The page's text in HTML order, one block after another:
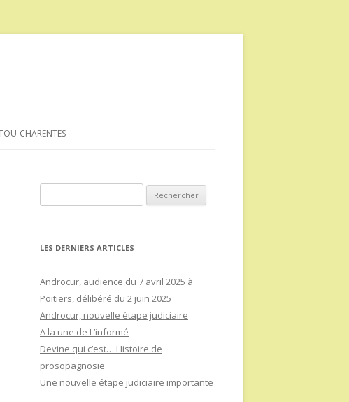
CHARENTES
LES DERNIERS ARTICLES
Androcur, audience du 7 avril 2025 à
Poitiers, délibéré du 2 juin 2025
Androcur, nouvelle étape judiciaire
A la une de L’informé
Devine qui c’est… Histoire de
prosopagnosie
Une nouvelle étape judiciaire importante